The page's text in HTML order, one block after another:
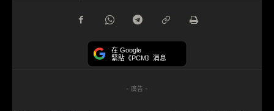
在 Google
緊貼《PCM》消息
- 廣告 -